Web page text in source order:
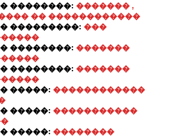
��������: ������� ,
�� ������������
���������: ���
��������: �������
��������: �������
�����: ������������
�����: �����������
�����: ��������